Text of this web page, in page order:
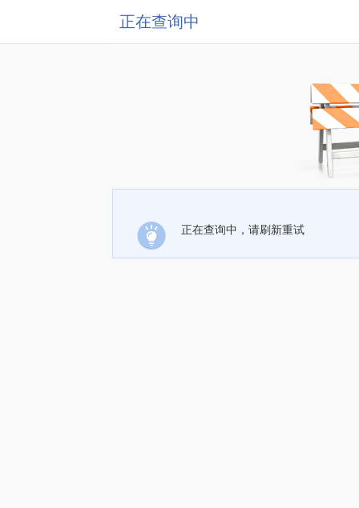
正在查询中
正在查询中，请刷新重试